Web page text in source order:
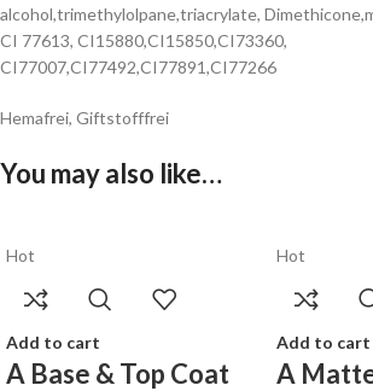
alcohol,trimethylolpane,triacrylate,
CI 77613, CI15880,CI15850,CI73360,
CI77007,CI77492,CI77891,CI77266
Hemafrei, Giftstofffrei
You may also like…
Hot
Add to cart
A Base & Top Coat
Hot
Add to cart
A